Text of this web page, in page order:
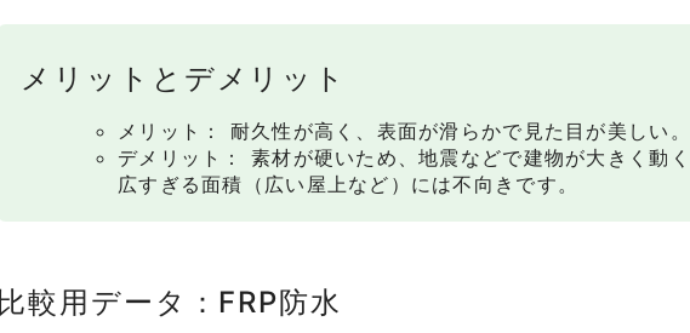
メリットとデメリット
メリット： 耐久性が高く、表面が滑らかで見た目が美しい。
デメリット： 素材が硬いため、地震などで建物が大きく動
広すぎる面積（広い屋上など）には不向きです。
比較用データ：FRP防水